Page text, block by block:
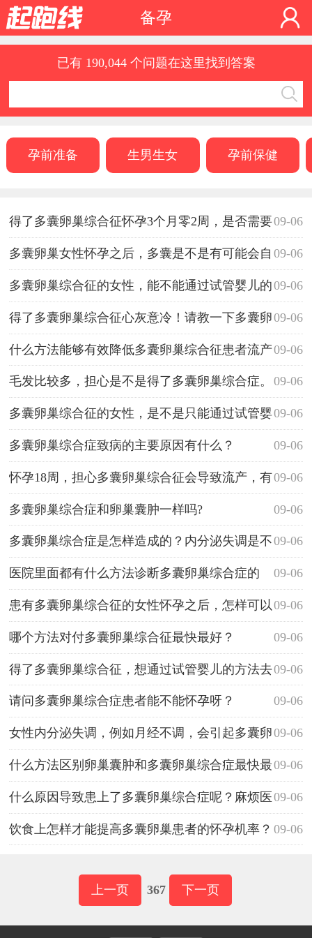
备孕
已有 190,044 个问题在这里找到答案
孕前准备 生男生女 孕前保健
09-06
得了多囊卵巢综合征怀孕3个月零2周，是否需要
打黄体酮降低流产风险呢？ 09-06
多囊卵巢女性怀孕之后，多囊是不是有可能会自
行消失呢？ 09-06
多囊卵巢综合征的女性，能不能通过试管婴儿的
人工方法受孕呢？ 09-06
得了多囊卵巢综合征心灰意冷！请教一下多囊卵
巢综合症治疗的最佳办法是什么？ 09-06
什么方法能够有效降低多囊卵巢综合征患者流产
的危险？ 09-06
毛发比较多，担心是不是得了多囊卵巢综合症。
什么检查排除多囊卵巢综合症最准确呢？ 09-06
多囊卵巢综合征的女性，是不是只能通过试管婴
儿的方法才能怀孕呢？ 09-06
多囊卵巢综合症致病的主要原因有什么？
09-06
怀孕18周，担心多囊卵巢综合征会导致流产，有
没有必要注射黄体酮呢？ 09-06
多囊卵巢综合症和卵巢囊肿一样吗?
09-06
多囊卵巢综合症是怎样造成的？内分泌失调是不
是会导致多囊卵巢综合症呢？ 09-06
医院里面都有什么方法诊断多囊卵巢综合症的
呢？我很害怕，月经不正常啊，不知道是不是多囊卵
巢，如果确实
09-06
患有多囊卵巢综合征的女性怀孕之后，怎样可以
避免妊娠糖尿病和妊娠高血压？ 09-06
哪个方法对付多囊卵巢综合征最快最好？
09-06
得了多囊卵巢综合征，想通过试管婴儿的方法去
孕育小孩，成功率高吗？ 09-06
请问多囊卵巢综合症患者能不能怀孕呀？
09-06
女性内分泌失调，例如月经不调，会引起多囊卵
巢综合症吗？ 09-06
什么方法区别卵巢囊肿和多囊卵巢综合症最快最
准确呢？ 09-06
什么原因导致患上了多囊卵巢综合症呢？麻烦医
生能讲解一下吗？ 09-06
饮食上怎样才能提高多囊卵巢患者的怀孕机率？
上一页 367 下一页